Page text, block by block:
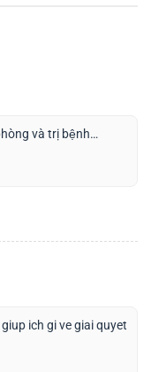
và trị bệnh…
ich gi ve giai quyet